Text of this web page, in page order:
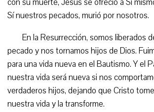
Sí nuestros pecados, murió por nosotros.
En la Resurrección, somos liberados
pecado y nos tornamos hijos de Dios.
para una vida nueva en el Bautismo. Y el
nuestra vida será nueva si nos
verdaderos hijos, dejando que Cristo
nuestra vida y la transforme.